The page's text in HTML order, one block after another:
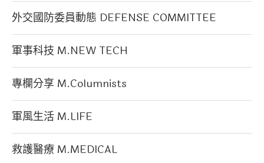
外交國防委員動態 DEFENSE COMMITTEE
軍事科技 M.NEW TECH
專欄分享 M.Columnists
軍風生活 M.LIFE
救護醫療 M.MEDICAL